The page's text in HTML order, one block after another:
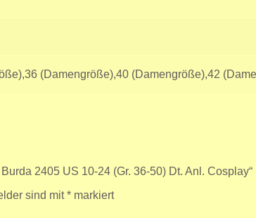
(Damengröße),40 (Damengröße),42
2405 US 10-24 (Gr. 36-50) Dt. Anl. Cosplay“
sind mit* markiert